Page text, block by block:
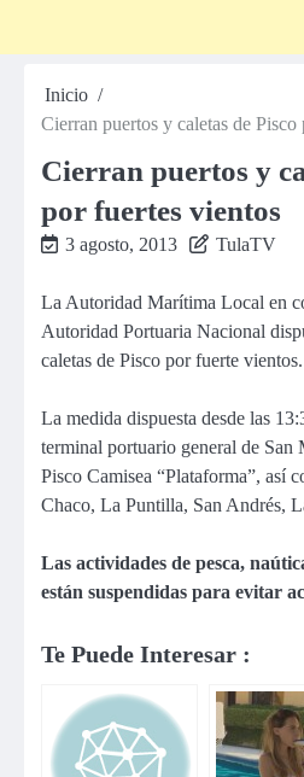
Inicio
Cierran puertos y caletas de
Cierran puertos y
por fuertes vientos
3 agosto, 2013 TulaTV
La Autoridad Marítima Local en
Autoridad Portuaria Nacional
caletas de Pisco por fuerte vientos.
La medida dispuesta desde las
terminal portuario general de
Pisco Camisea “Plataforma”, así
Chaco, La Puntilla, San Andrés,
Las actividades de pesca,
están suspendidas para evitar
Te Puede Interesar :